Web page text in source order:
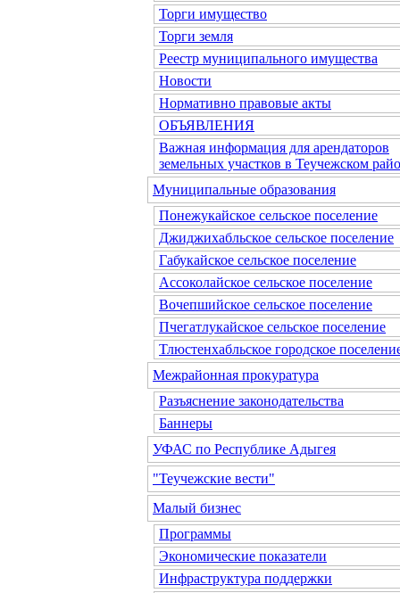
Торги имущество
Торги земля
Реестр муниципального имущества
Новости
Нормативно правовые акты
ОБЪЯВЛЕНИЯ
Важная информация для арендаторов
земельных участков в Теучежском
Муниципальные образования
Понежукайское сельское поселение
Джиджихабльское сельское поселение
Габукайское сельское поселение
Ассоколайское сельское поселение
Вочепшийское сельское поселение
Пчегатлукайское сельское поселение
Тлюстенхабльское городское
Межрайонная прокуратура
Разъяснение законодательства
Баннеры
УФАС по Республике Адыгея
"Теучежские вести"
Малый бизнес
Программы
Экономические показатели
Инфраструктура поддержки